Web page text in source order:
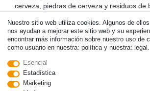
cerveza, piedras de cerveza y residuos de
contaminación puede dañar la salud y la
sabor.
Las mangueras de cerveza debe ser
fondo y barro cerveza, jarra de cerveza y
residuos liberados. Usted encontrará en
diversos detergentes. Los contaminantes
Nuestro sitio web utiliza cookies. Algunos de
nos ayudan a mejorar este sitio web y su
encontrar más información sobre nuestro uso de
como usuario en nuestra: política y nuestra: legal.
Esencial
Estadística
Marketing